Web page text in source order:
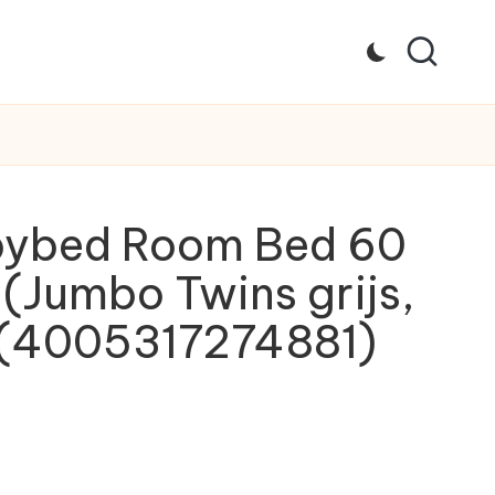
Room Bed 60
Twins grijs,